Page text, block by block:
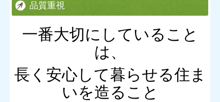
事業内容
新築のご案内
品質重視
一番大切にしていること
は、
長く安心して暮らせる住ま
いを造ること